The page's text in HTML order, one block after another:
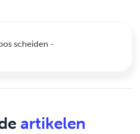
scheiden -
artikelen